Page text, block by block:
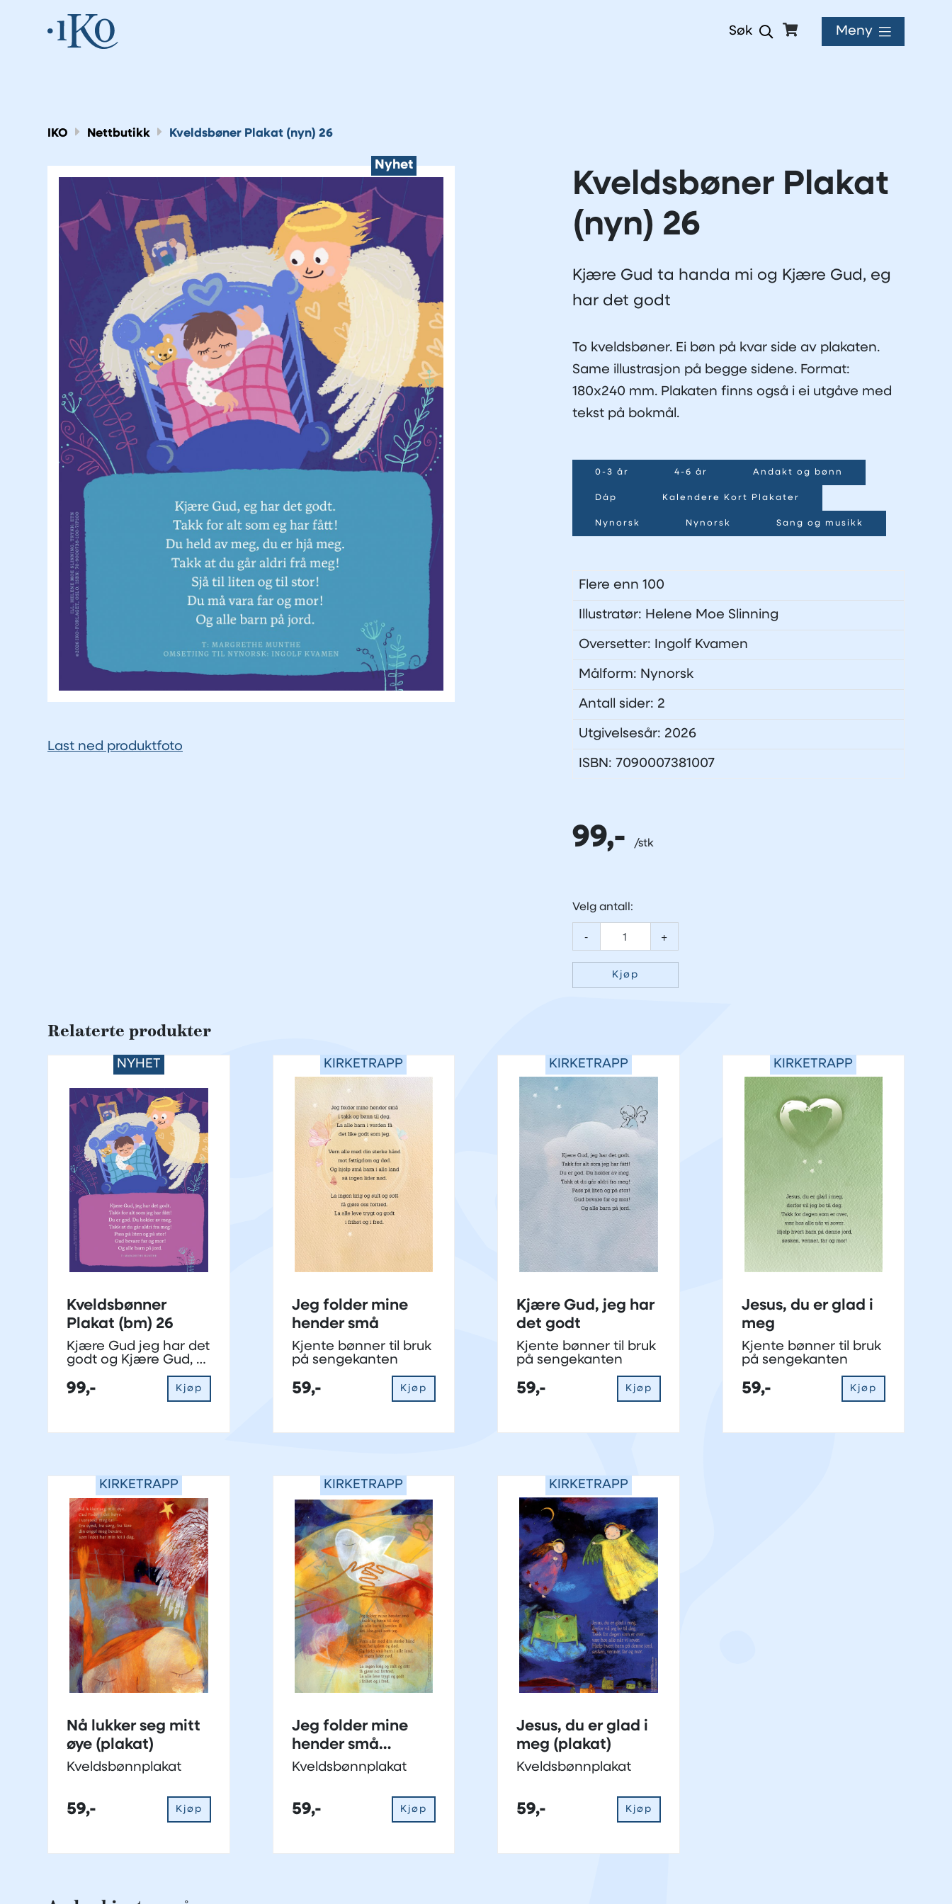
Søk Meny
IKO Nettbutikk Kveldsbøner Plakat (nyn) 26
Nyhet
Last ned produktfoto
Kveldsbøner Plakat
(nyn) 26
Kjære Gud ta handa mi og Kjære Gud, eg
har det godt
To kveldsbøner. Ei bøn på kvar side av plakaten.
Same illustrasjon på begge sidene. Format:
180x240 mm. Plakaten finns også i ei utgåve med
tekst på bokmål.
0-3 år 4-6 år Andakt og bønn
Dåp Kalendere Kort Plakater
Nynorsk Nynorsk Sang og musikk
Flere enn 100
Illustratør: Helene Moe Slinning
Oversetter: Ingolf Kvamen
Målform: Nynorsk
Antall sider: 2
Utgivelsesår: 2026
ISBN: 7090007381007
99,-
Velg antall:
- +
Kjøp
Relaterte produkter
NYHET
Kveldsbønner
Plakat (bm) 26
Kjære Gud jeg har det
godt og Kjære Gud, ta
99,- Kjøp
KIRKETRAPP
Jeg folder mine
hender små
Kjente bønner til bruk
på sengekanten
59,- Kjøp
KIRKETRAPP
Kjære Gud, jeg har
det godt
Kjente bønner til bruk
på sengekanten
59,- Kjøp
KIRKETRAPP
Jesus, du er glad i
meg
Kjente bønner til bruk
på sengekanten
59,- Kjøp
KIRKETRAPP
Nå lukker seg mitt
øye (plakat)
Kveldsbønnplakat
59,- Kjøp
KIRKETRAPP
Jeg folder mine
hender små
(plakat)
Kveldsbønnplakat
59,- Kjøp
KIRKETRAPP
Jesus, du er glad i
meg (plakat)
Kveldsbønnplakat
59,- Kjøp